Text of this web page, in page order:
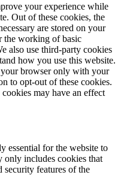
your experience while
Out of these cookies, the
are stored on your
the working of basic
also use third-party cookies
how you use this website.
browser only with your
to opt-out of these cookies.
may have an effect
essential for the website to
only includes cookies that
security features of the